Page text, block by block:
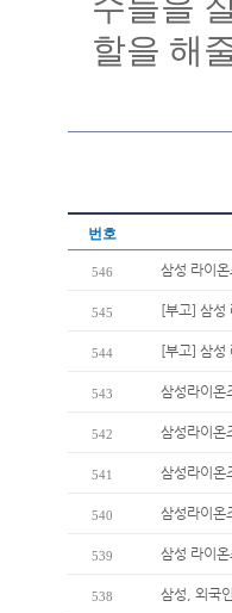
할을 해
번호
546 삼성 라이
545 [부고] 삼성
544 [부고] 삼성
543 삼성라이온
542 삼성라이온
541 삼성라이온
540 삼성라이온
539 삼성 라이
538 삼성, 외국